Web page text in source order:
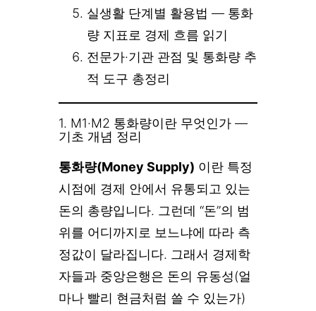
실생활 단계별 활용법 — 통화
량 지표로 경제 흐름 읽기
전문가·기관 관점 및 통화량 추
적 도구 총정리
1. M1·M2 통화량이란 무엇인가 —
기초 개념 정리
통화량(Money Supply) 이란 특정
시점에 경제 안에서 유통되고 있는
돈의 총량입니다. 그런데 “돈”의 범
위를 어디까지로 보느냐에 따라 측
정값이 달라집니다. 그래서 경제학
자들과 중앙은행은 돈의 유동성(얼
마나 빨리 현금처럼 쓸 수 있는가)